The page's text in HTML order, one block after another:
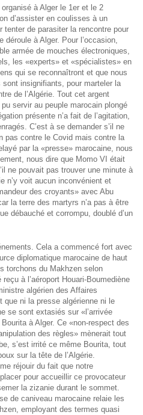
à Alger le 1er et le 2
d’assister en coulisses à un
de parasiter la rencontre pour
déroule à Alger. Pour l’occasion,
armée de mouches électroniques,
les «experts» et «spécialistes» en
qui se reconnaîtront et que nous
insignifiants, pour marteler la
de l’Algérie. Tout cet argent
servir au peuple marocain plongé
présente n’a fait de l’agitation,
C’est à se demander s’il ne
pas contre le Covid mais contre la
par la «presse» marocaine, nous
nous dire que Momo VI était
ne pouvait pas trouver une minute à
n’y voit aucun inconvénient et
des croyants» avec Abu
la terre des martyrs n’a pas à être
débauché et corrompu, doublé d’un
Cela a commencé fort avec
diplomatique marocaine de haut
torchons du Makhzen selon
à l’aéroport Houari-Boumediène
algérien des Affaires
que ni la presse algérienne ni le
se sont extasiés sur «l’arrivée
à Alger. Ce «non-respect des
des règles» mènerait tout
s’est irrité ce même Bourita, tout
sur la tête de l’Algérie.
réjouir du fait que notre
pour accueillir ce provocateur
la zizanie durant le sommet.
de caniveau marocaine relaie les
employant des termes quasi